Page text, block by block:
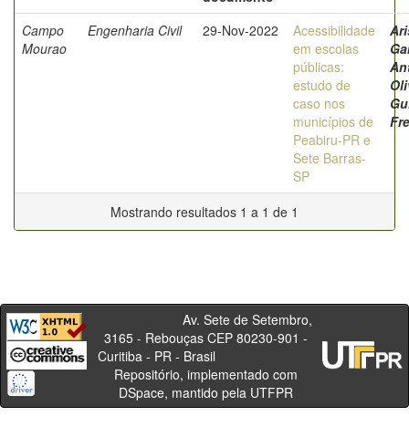
Campo
Mourao
Engenharia Civil 29-Nov-2022
Acessibilidade
em escolas
públicas:
estudo de
caso nos
municípios de
Peabiru-PR e
Sete Barras-
SP
Mostrando resultados 1 a 1 de 1
Av. Sete de Setembro,
3165 - Rebouças CEP 80230-901 -
Curitiba - PR - Brasil
Repositório, implementado com
DSpace, mantido pela UTFPR